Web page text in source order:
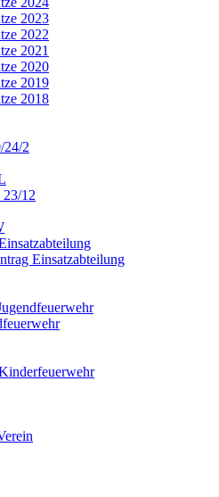
2023
2022
2021
2020
2019
2018
24/2
12
Einsatzabteilung